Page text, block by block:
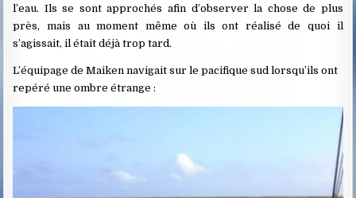
l’eau. Ils se sont approchés afin d’observer la chose de plus
près, mais au moment même où ils ont réalisé de quoi il
s’agissait, il était déjà trop tard.
L’équipage de Maiken navigait sur le pacifique sud lorsqu’ils ont
repéré une ombre étrange :